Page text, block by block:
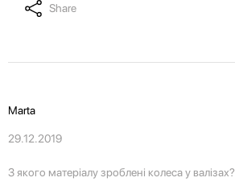
Share
Marta
29.12.2019
З якого матеріалу зроблені колеса у валізах?